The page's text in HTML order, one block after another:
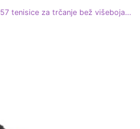
Adidas Terrex Soulstride W FY9257 tenisice za trčanje bež višebojan ružičasta